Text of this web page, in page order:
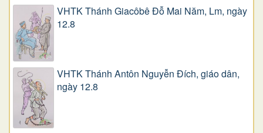
VHTK Thánh Giacôbê Ðỗ Mai Năm, Lm, ngày
12.8
VHTK Thánh Antôn Nguyễn Ðích, giáo dân,
ngày 12.8